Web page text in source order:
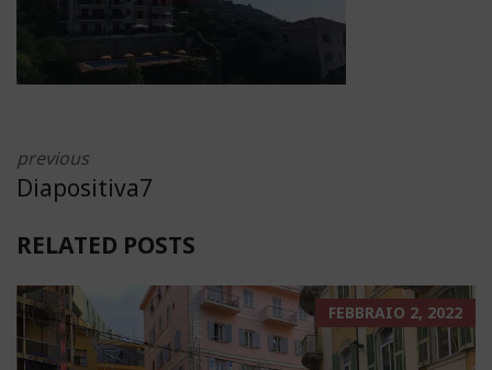
previous
Diapositiva7
RELATED POSTS
FEBBRAIO 2, 2022